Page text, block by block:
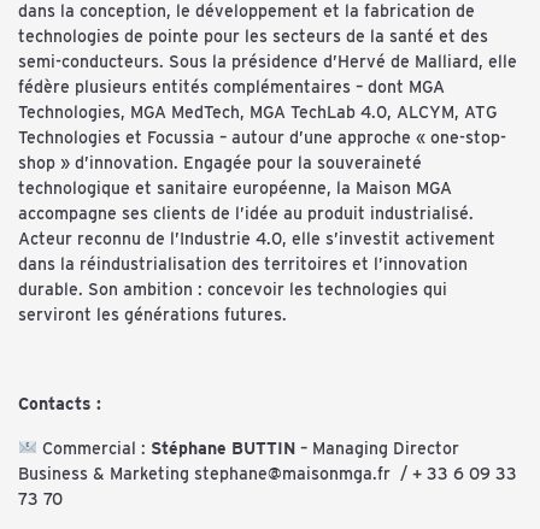
dans la conception, le développement et la fabrication de
technologies de pointe pour les secteurs de la santé et des
semi-conducteurs. Sous la présidence d’Hervé de Malliard, elle
fédère plusieurs entités complémentaires – dont MGA
Technologies, MGA MedTech, MGA TechLab 4.0, ALCYM, ATG
Technologies et Focussia – autour d’une approche « one-stop-
shop » d’innovation. Engagée pour la souveraineté
technologique et sanitaire européenne, la Maison MGA
accompagne ses clients de l’idée au produit industrialisé.
Acteur reconnu de l’Industrie 4.0, elle s’investit activement
dans la réindustrialisation des territoires et l’innovation
durable. Son ambition : concevoir les technologies qui
serviront les générations futures.
Contacts :
Commercial : Stéphane BUTTIN – Managing Director
Business & Marketing stephane@maisonmga.fr / + 33 6 09 33
73 70